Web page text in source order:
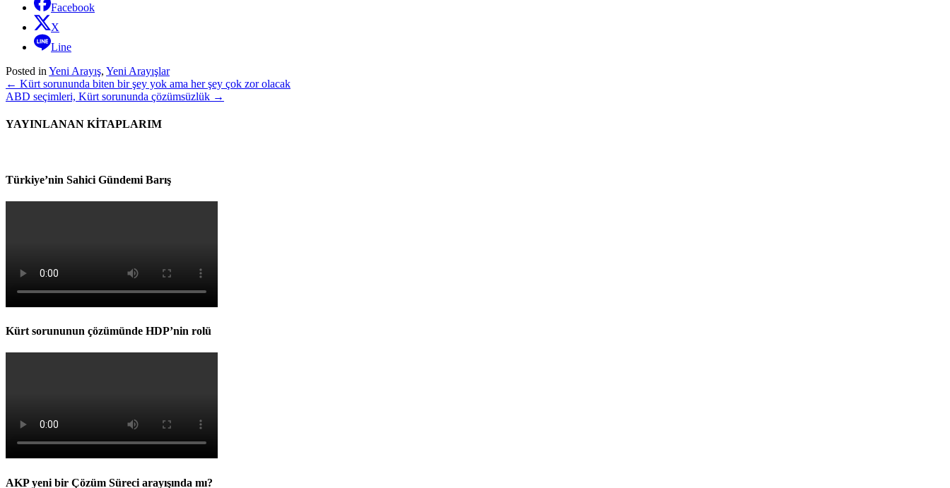
Facebook
X
Line
Posted in Yeni Arayış, Yeni Arayışlar
Yazı
dolaşımı
← Kürt sorununda biten bir şey yok ama her şey çok zor olacak
ABD seçimleri, Kürt sorununda çözümsüzlük →
YAYINLANAN KİTAPLARIM
Türkiye’nin Sahici Gündemi Barış
Kürt sorununun çözümünde HDP’nin rolü
AKP yeni bir Çözüm Süreci arayışında mı?